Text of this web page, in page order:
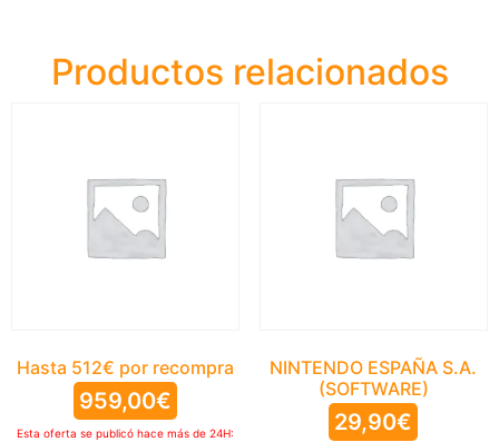
Productos relacionados
Hasta 512€ por recompra
959,00€
Esta oferta se publicó hace más de 24H:
NINTENDO ESPAÑA S.A.
(SOFTWARE)
29,90€